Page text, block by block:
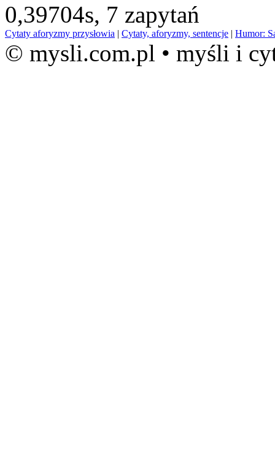
0,39704s, 7 zapytań
Cytaty aforyzmy przysłowia | Cytaty, aforyzmy, sentencje | Humor:
© mysli.com.pl • myśli i